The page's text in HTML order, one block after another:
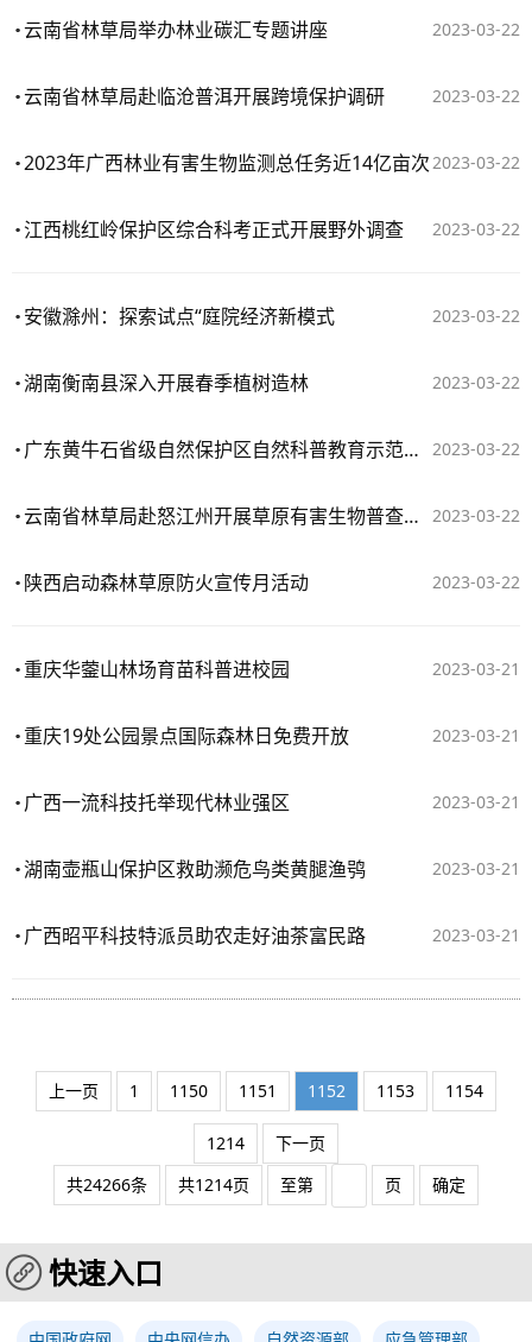
2023-03-22
云南省林草局举办林业碳汇专题讲座
2023-03-22
云南省林草局赴临沧普洱开展跨境保护调研
2023-03-22
2023年广西林业有害生物监测总任务近14亿亩次
2023-03-22
江西桃红岭保护区综合科考正式开展野外调查
2023-03-22
安徽滁州：探索试点“庭院经济新模式
2023-03-22
湖南衡南县深入开展春季植树造林
2023-03-22
广东黄牛石省级自然保护区自然科普教育示范园正式开园
2023-03-22
云南省林草局赴怒江州开展草原有害生物普查验收试点工作
2023-03-22
陕西启动森林草原防火宣传月活动
2023-03-21
重庆华蓥山林场育苗科普进校园
2023-03-21
重庆19处公园景点国际森林日免费开放
2023-03-21
广西一流科技托举现代林业强区
2023-03-21
湖南壶瓶山保护区救助濒危鸟类黄腿渔鸮
2023-03-21
广西昭平科技特派员助农走好油茶富民路
上一页 1 1150 1151 1152 1153 1154
1214
下一页
共24266条
共1214页 至第 页 确定
快速入口